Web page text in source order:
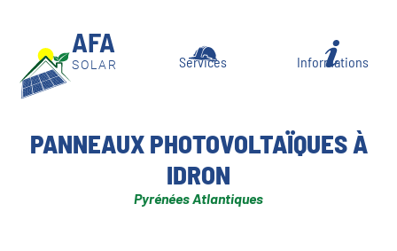
AFA
Services Informations
PANNEAUX PHOTOVOLTAÏQUES À
IDRON
Pyrénées Atlantiques